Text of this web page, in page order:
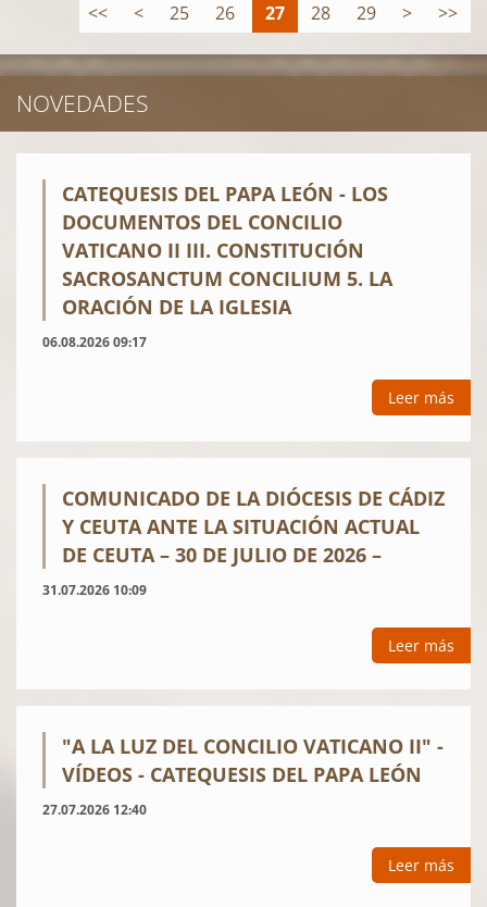
<< < 25 26 27 28 29 > >>
NOVEDADES
CATEQUESIS DEL PAPA LEÓN - LOS
DOCUMENTOS DEL CONCILIO
VATICANO II III. CONSTITUCIÓN
SACROSANCTUM CONCILIUM 5. LA
ORACIÓN DE LA IGLESIA
06.08.2026 09:17
Leer más
COMUNICADO DE LA DIÓCESIS DE CÁDIZ
Y CEUTA ANTE LA SITUACIÓN ACTUAL
DE CEUTA – 30 DE JULIO DE 2026 –
31.07.2026 10:09
Leer más
"A LA LUZ DEL CONCILIO VATICANO II" -
VÍDEOS - CATEQUESIS DEL PAPA LEÓN
27.07.2026 12:40
Leer más